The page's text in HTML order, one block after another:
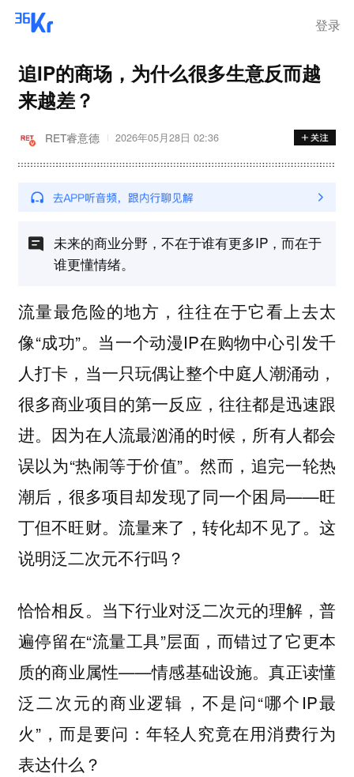
登录
追IP的商场，为什么很多生意反而越
来越差？
RET睿意德 2026年05月28日 02:36
未来的商业分野，不在于谁有更多IP，而在于
谁更懂情绪。
流量最危险的地方，往往在于它看上去太
像“成功”。当一个动漫IP在购物中心引发千
人打卡，当一只玩偶让整个中庭人潮涌动，
很多商业项目的第一反应，往往都是迅速跟
进。因为在人流最汹涌的时候，所有人都会
误以为“热闹等于价值”。然而，追完一轮热
潮后，很多项目却发现了同一个困局——旺
丁但不旺财。流量来了，转化却不见了。这
说明泛二次元不行吗？
恰恰相反。当下行业对泛二次元的理解，普
遍停留在“流量工具”层面，而错过了它更本
质的商业属性——情感基础设施。真正读懂
泛二次元的商业逻辑，不是问“哪个IP最
火”，而是要问：年轻人究竟在用消费行为
表达什么？